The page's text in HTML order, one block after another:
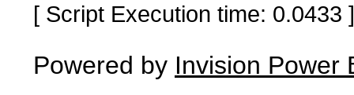
[ Script Execution time:
Powered by Invision Power